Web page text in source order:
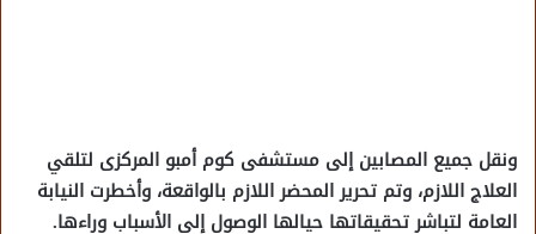
ونقل جميع المصابين إلى مستشفى كوم أمبو المركزى لتلقي
العلاج اللازم، وتم تحرير المحضر اللازم بالواقعة، وأخطرت النيابة
العامة لتباشر تحقيقاتها حيالها الوصول إلى الأسباب وراءها.